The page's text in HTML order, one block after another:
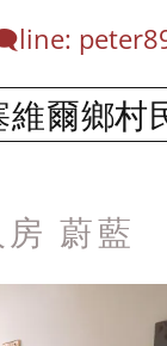
peter
維爾鄉村
蔚藍